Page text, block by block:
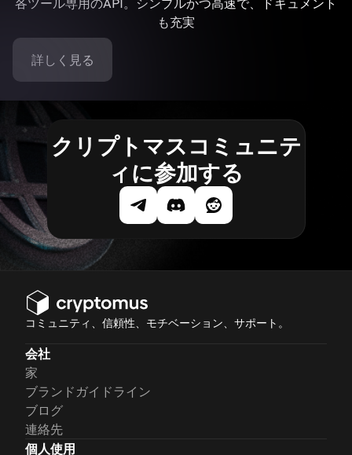
各ツール専用のAPI。シンプルかつ高速で、ドキュメント
も充実
詳しく見る
クリプトマスコミュニテ
ィに参加する
コミュニティ、信頼性、モチベーション、サポート。
会社
家
ブランドガイドライン
ブログ
連絡先
個人使用